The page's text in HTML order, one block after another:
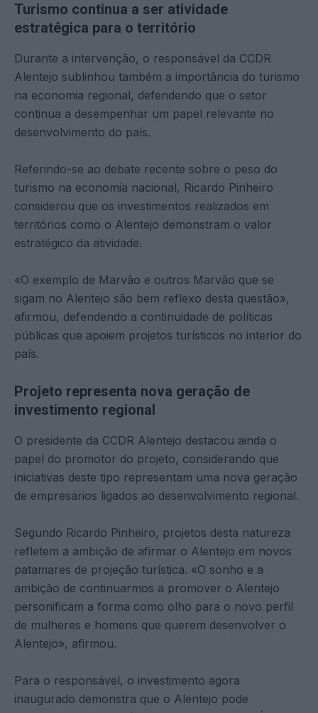
Turismo continua a ser atividade
estratégica para o território
Durante a intervenção, o responsável da CCDR
Alentejo sublinhou também a importância do turismo
na economia regional, defendendo que o setor
continua a desempenhar um papel relevante no
desenvolvimento do país.
Referindo-se ao debate recente sobre o peso do
turismo na economia nacional, Ricardo Pinheiro
considerou que os investimentos realizados em
territórios como o Alentejo demonstram o valor
estratégico da atividade.
«O exemplo de Marvão e outros Marvão que se
sigam no Alentejo são bem reflexo desta questão»,
afirmou, defendendo a continuidade de políticas
públicas que apoiem projetos turísticos no interior do
país.
Projeto representa nova geração de
investimento regional
O presidente da CCDR Alentejo destacou ainda o
papel do promotor do projeto, considerando que
iniciativas deste tipo representam uma nova geração
de empresários ligados ao desenvolvimento regional.
Segundo Ricardo Pinheiro, projetos desta natureza
refletem a ambição de afirmar o Alentejo em novos
patamares de projeção turística. «O sonho e a
ambição de continuarmos a promover o Alentejo
personificam a forma como olho para o novo perfil
de mulheres e homens que querem desenvolver o
Alentejo», afirmou.
Para o responsável, o investimento agora
inaugurado demonstra que o Alentejo pode